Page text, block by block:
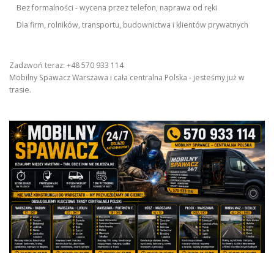
Bez formalności - wycena przez telefon, naprawa od ręki
Dla firm, rolników, transportu, budownictwa i klientów prywatnych
Zadzwoń teraz: +48 570 933 114
Mobilny Spawacz Warszawa i cała centralna Polska - jesteśmy już w
trasie.